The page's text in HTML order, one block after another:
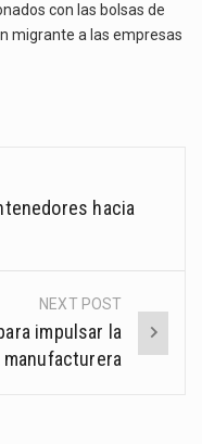
con las bolsas de
migrante a las empresas
hacia
NEXT POST
impulsar la